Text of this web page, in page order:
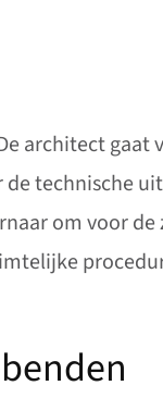
architect
technische
om voor